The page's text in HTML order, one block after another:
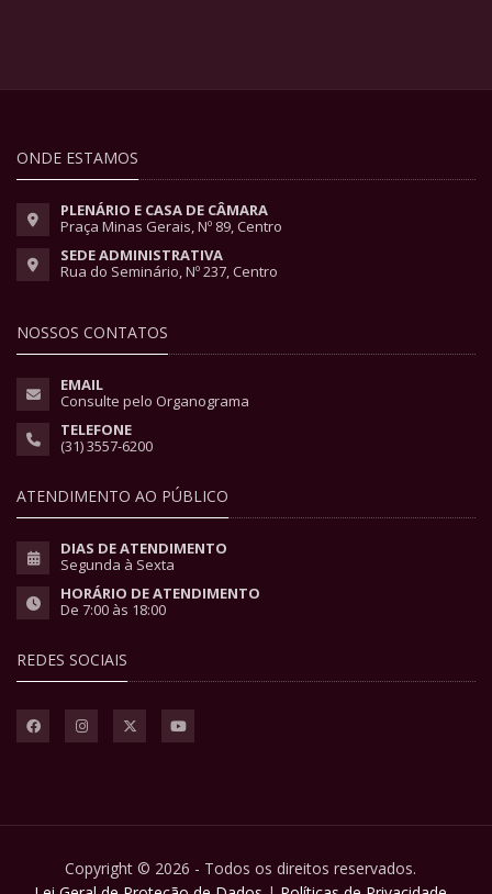
ONDE ESTAMOS
PLENÁRIO E CASA DE CÂMARA
Praça Minas Gerais, Nº 89, Centro
SEDE ADMINISTRATIVA
Rua do Seminário, Nº 237, Centro
NOSSOS CONTATOS
EMAIL
Consulte pelo Organograma
TELEFONE
(31) 3557-6200
ATENDIMENTO AO PÚBLICO
DIAS DE ATENDIMENTO
Segunda à Sexta
HORÁRIO DE ATENDIMENTO
De 7:00 às 18:00
REDES SOCIAIS
Copyright © 2026 - Todos os direitos reservados.